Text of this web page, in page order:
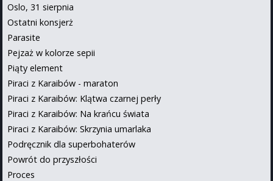
Oslo, 31 sierpnia
Ostatni konsjerż
Parasite
Pejzaż w kolorze sepii
Piąty element
Piraci z Karaibów - maraton
Piraci z Karaibów: Klątwa czarnej perły
Piraci z Karaibów: Na krańcu świata
Piraci z Karaibów: Skrzynia umarlaka
Podręcznik dla superbohaterów
Powrót do przyszłości
Proces